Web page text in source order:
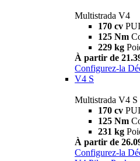
Multistrada V4
170 cv
125 Nm
229 kg
À partir de
Configurez-la
V4 S
Multistrada V4 S
170 cv
125 Nm
231 kg
À partir de
Configurez-la